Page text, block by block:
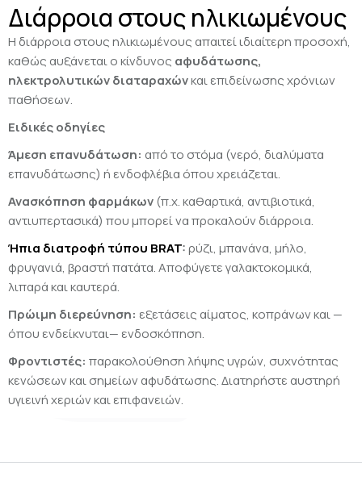
Διάρροια στους ηλικιωμένους
Η διάρροια στους ηλικιωμένους απαιτεί ιδιαίτερη προσοχή,
καθώς αυξάνεται ο κίνδυνος αφυδάτωσης,
ηλεκτρολυτικών διαταραχώνκαι επιδείνωσης χρόνιων
παθήσεων.
Ειδικές οδηγίες
Άμεση επανυδάτωση: από το στόμα (νερό, διαλύματα
επανυδάτωσης) ή ενδοφλέβια όπου χρειάζεται.
Ανασκόπηση φαρμάκων(π.χ. καθαρτικά, αντιβιοτικά,
αντιυπερτασικά) που μπορεί να προκαλούν διάρροια.
Ήπια διατροφή τύπου BRAT:ρύζι, μπανάνα, μήλο,
φρυγανιά, βραστή πατάτα. Αποφύγετε γαλακτοκομικά,
λιπαρά και καυτερά.
Πρώιμη διερεύνηση: εξετάσεις αίματος, κοπράνων και —
όπου ενδείκνυται— ενδοσκόπηση.
Φροντιστές: παρακολούθηση λήψης υγρών, συχνότητας
κενώσεων και σημείων αφυδάτωσης. Διατηρήστε αυστηρή
υγιεινή χεριών και επιφανειών.